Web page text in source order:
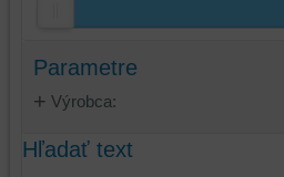
Parametre
Výrobca:
Hľadať text